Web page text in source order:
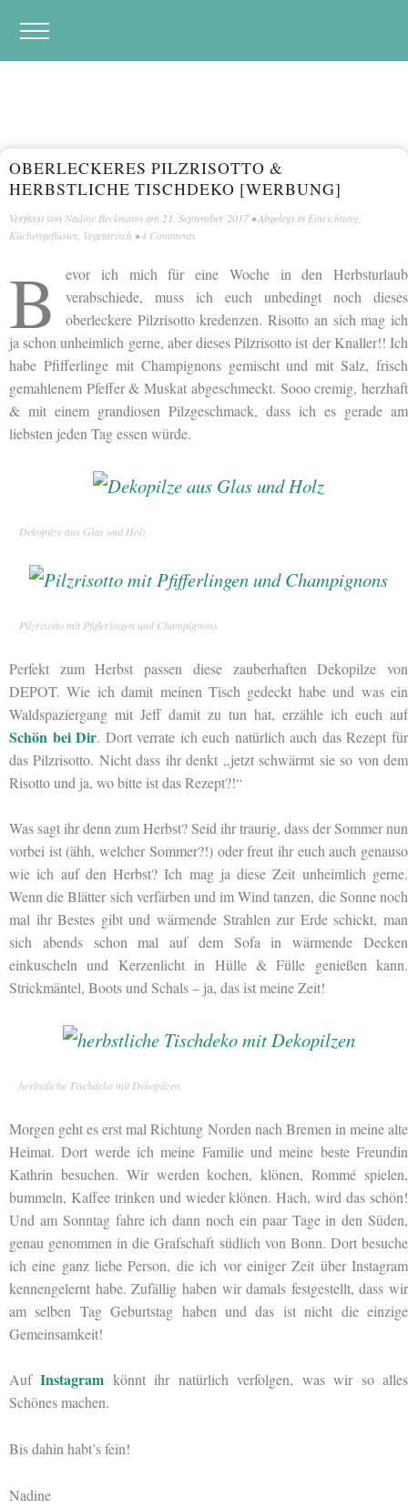
OBERLECKERES PILZRISOTTO &
HERBSTLICHE TISCHDEKO [WERBUNG]
Verfasst von Nadine Beckmann am 21. September 2017 • Abgelegt in Einrichtung
Küchengeflüster, Vegetarisch •4 Comments
B
evor ich mich für eine Woche in den Herbsturlaub
verabschiede, muss ich euch unbedingt noch dieses
oberleckere Pilzrisotto kredenzen. Risotto an sich mag ich
ja schon unheimlich gerne, aber dieses Pilzrisotto ist der Knaller!! Ich
habe Pfifferlinge mit Champignons gemischt und mit Salz, frisch
gemahlenem Pfeffer & Muskat abgeschmeckt. Sooo cremig, herzhaft
& mit einem grandiosen Pilzgeschmack, dass ich es gerade am
liebsten jeden Tag essen würde.
Dekopilze aus Glas und Holz
Pilzrisotto mit Pfifferlingen und Champignons
Perfekt zum Herbst passen diese zauberhaften Dekopilze von
DEPOT. Wie ich damit meinen Tisch gedeckt habeund was ein
Waldspaziergang mit Jeff damit zu tun hat, erzähle ich euch auf
Schön bei Dir. Dort verrate ich euch natürlich auch das Rezept für
das Pilzrisotto. Nicht dass ihr denkt „jetzt schwärmt sie so von dem
Risotto und ja, wo bitte ist das Rezept?!“
Was sagt ihr denn zum Herbst? Seid ihr traurig, dass der Sommer nun
vorbei ist (ähh, welcher Sommer?!) oder freut ihr euch auch genauso
wie ich auf den Herbst? Ich mag ja diese Zeit unheimlich gerne.
Wenn die Blätter sich verfärben und im Wind tanzen, die Sonne noch
mal ihr Bestes gibt und wärmende Strahlen zur Erde schickt, man
sich abends schon mal auf dem Sofa in wärmende Decken
einkuscheln und Kerzenlicht in Hülle & Fülle genießen kann.
Strickmäntel, Boots und Schals – ja, das ist meine Zeit!
herbstliche Tischdeko mit Dekopilzen
Morgen geht es erst mal Richtung Norden nach Bremen in meine alte
Heimat. Dort werde ich meine Familie und meine beste Freundin
Kathrin besuchen. Wir werden kochen, klönen, Rommé spielen,
bummeln, Kaffee trinken und wieder klönen. Hach, wird das schön!
Und am Sonntag fahre ich dann noch ein paar Tage in den Süden,
genau genommen in die Grafschaft südlich von Bonn. Dort besuche
ich eine ganz liebe Person, die ich vor einiger Zeit über Instagram
kennengelernt habe. Zufällig haben wir damals festgestellt, dass wir
am selben Tag Geburtstag haben und das ist nicht die einzige
Gemeinsamkeit!
Auf Instagram könnt ihr natürlich verfolgen, was wir so alles
Schönes machen.
Bis dahin habt’s fein!
Nadine